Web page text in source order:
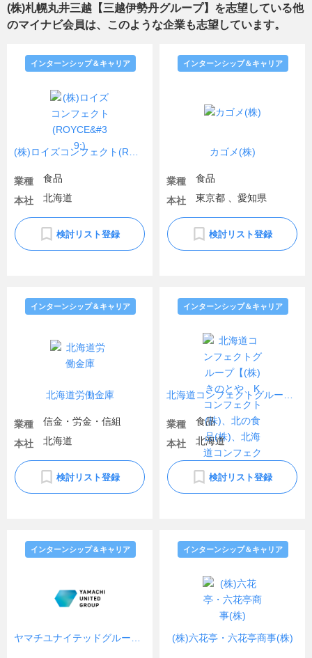
(株)札幌丸井三越【三越伊勢丹グループ】 を志望している他
のマイナビ会員は、このような企業も志望しています。
インターンシップ＆キャリア
業種
食品
本社
北海道
検討リスト登録
カゴメ(株)
インターンシップ＆キャリア
業種
食品
本社
東京都 、愛知県
検討リスト登録
北海道労働金庫
インターンシップ＆キャリア
業種
信金・労金・信組
本社
北海道
検討リスト登録
インターンシップ＆キャリア
業種
食品
本社
北海道
検討リスト登録
インターンシップ＆キャリア
(株)六花亭・六花亭商事(株)
インターンシップ＆キャリア